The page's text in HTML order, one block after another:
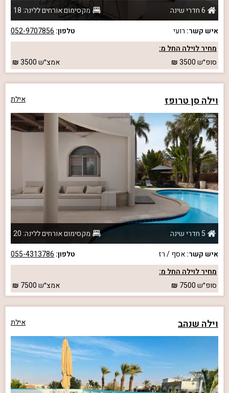
6 חדרי שינה
מקסימום אורחים ללינה: 18
איש קשר: רועי טלפון: 052-9707856
מחיר לוילה החל מ:
סופ״ש3500 אמצ״ש3500
וילה סן טרופז אילת
5 חדרי שינה
מקסימום אורחים ללינה: 20
איש קשר:אסף / רז טלפון: 055-4313786
מחיר לוילה החל מ:
סופ״ש7500 אמצ״ש7500
וילה שנהב אילת